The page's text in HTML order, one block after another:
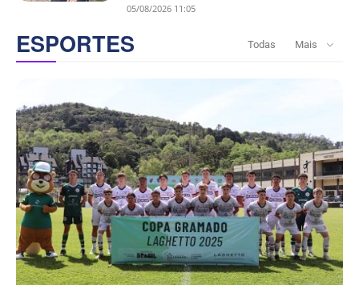
05/08/2026 11:05
ESPORTES Todas Mais